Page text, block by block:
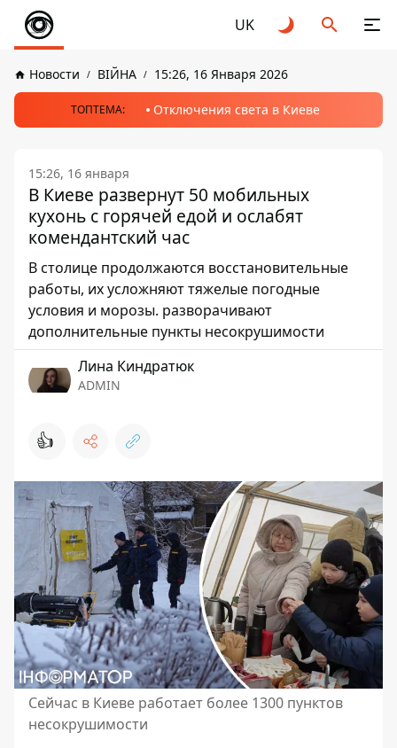
UK
Новости ВІЙНА 15:26, 16 Января 2026
ТОПТЕМА: Отключения света в Киеве
15:26, 16 января
В Киеве развернут 50 мобильных
кухонь с горячей едой и ослабят
комендантский час
В столице продолжаются восстановительные
работы, их усложняют тяжелые погодные
условия и морозы. разворачивают
дополнительные пункты несокрушимости
Лина Киндратюк
ADMIN
👍
Сейчас в Киеве работает более 1300 пунктов
несокрушимости